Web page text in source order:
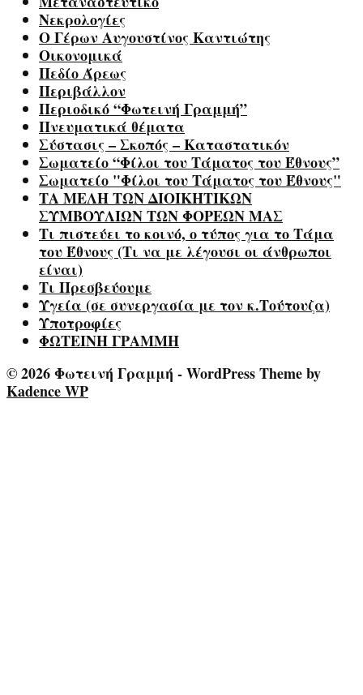
Νεκρολογίες
Ο Γέρων Αυγουστίνος Καντιώτης
Οικονομικά
Πεδίο Άρεως
Περιβάλλον
Περιοδικό “Φωτεινή Γραμμή”
Πνευματικά θέματα
Σύστασις – Σκοπός – Καταστατικόν
Σωματείο “Φίλοι του Τάματος του Έθνους”
Σωματείο "Φίλοι του Τάματος του Έθνους"
ΤΑ ΜΕΛΗ ΤΩΝ ΔΙΟΙΚΗΤΙΚΩΝ
ΣΥΜΒΟΥΛΙΩΝ ΤΩΝ ΦΟΡΕΩΝ ΜΑΣ
Τι πιστεύει το κοινό, ο τύπος για το Τάμα
του Έθνους (Τι να με λέγουσι οι άνθρωποι
είναι)
Τι Πρεσβεύουμε
Υγεία (σε συνεργασία με τον κ.Τούτουζα)
Υποτροφίες
ΦΩΤΕΙΝΗ ΓΡΑΜΜΗ
© 2026 Φωτεινή Γραμμή - WordPress Theme by
Kadence WP